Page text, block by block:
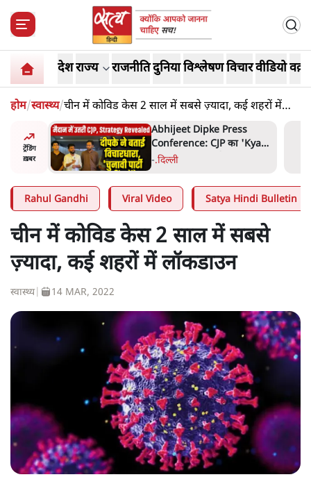
देशराज्य राजनीतिदुनियाविश्लेषणविचारवीडियो
होम/स्वास्थ्य/चीन में कोविड केस 2 साल में सबसे ज़्यादा, कई शहरों में
लॉकडाउन
ट्रेंडिंग
ख़बर
'Kya
चुनाव
झारखंड में छात्र नेताओं और
सरकार की बातचीत बेनतीजा,
आंदोलन जारी
5 Min.
Rahul Gandhi Viral Video Satya Hindi Bulletin
चीन में कोविड केस 2 साल में सबसे
ज़्यादा, कई शहरों में लॉकडाउन
स्वास्थ्य| 14 MAR, 2022